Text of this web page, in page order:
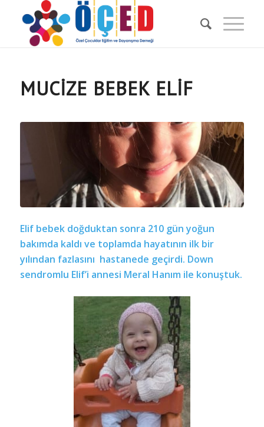
MUCİZE BEBEK ELİF
Elif bebek doğduktan sonra 210 gün yoğun
bakımda kaldı ve toplamda hayatının ilk bir
yılından fazlasını hastanede geçirdi. Down
sendromlu Elif’i annesi Meral Hanım ile konuştuk.